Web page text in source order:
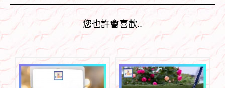
您也許會喜歡..